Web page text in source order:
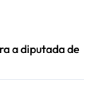
a diputada de